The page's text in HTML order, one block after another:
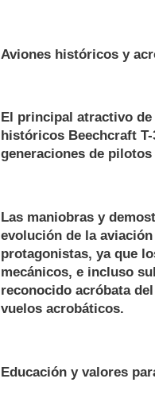
Aviones históricos y
El principal atractivo
históricos Beechcraft
generaciones de
Las maniobras y
evolución de la
protagonistas, ya que
mecánicos, e incluso
reconocido acróbata
vuelos acrobáticos.
Educación y valores